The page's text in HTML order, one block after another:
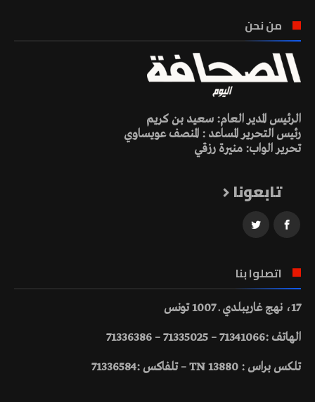
من نحن
الرئيس المدير العام: سعيد بن كريم
رئيس التحرير المساعد : المنصف عويساوي
تحرير الواب: منيرة رزقي
تابعونا
اتصلوا بنا
17، نهج غاريبلدي ـ 1007 تونس
الهاتف :71341066 – 71335025 – 71336386
تلكس براس : 13880 TN – تلفاكس :71336584